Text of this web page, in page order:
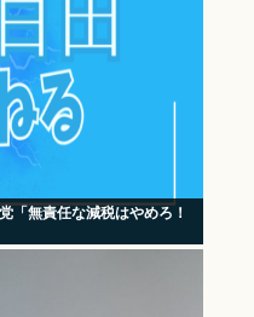
「無責任な減税はやめろ！